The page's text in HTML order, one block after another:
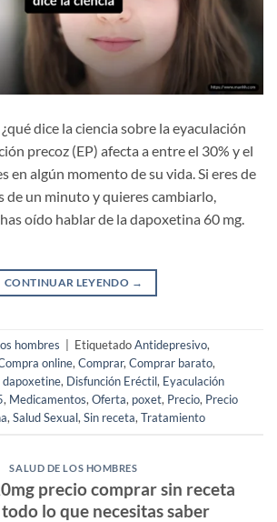
dice la ciencia sobre la eyaculación
precoz (EP) afecta a entre el 30% y el
en algún momento de su vida. Si eres de
de un minuto y quieres cambiarlo,
oído hablar de la dapoxetina 60 mg.
CONTINUAR LEYENDO →
hombres EtiquetadoAntidepresivo,
online,Comprar,Comprar barato,
dapoxetine, Disfunción Eréctil, Eyaculación
, Medicamentos,Oferta, poxet, Precio, Precio
,Salud Sexual,Sin receta,Tratamiento
SALUD DE LOS HOMBRES
precio comprar sin receta
todo lo que necesitas saber